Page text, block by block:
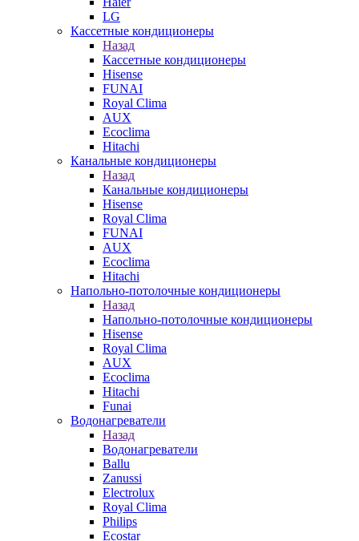
LG
Кассетные кондиционеры
Назад
Кассетные кондиционеры
Hisense
FUNAI
Royal Clima
AUX
Ecoclima
Hitachi
Канальные кондиционеры
Назад
Канальные кондиционеры
Hisense
Royal Clima
FUNAI
AUX
Ecoclima
Hitachi
Напольно-потолочные кондиционеры
Назад
Напольно-потолочные кондиционеры
Hisense
Royal Clima
AUX
Ecoclima
Hitachi
Funai
Водонагреватели
Назад
Водонагреватели
Ballu
Zanussi
Electrolux
Royal Clima
Philips
Ecostar